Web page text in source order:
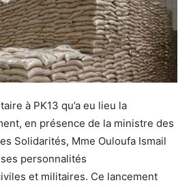
à PK13 qu’a eu lieu la
en présence de la ministre des
Solidarités, Mme Ouloufa Ismail
personnalités
et militaires. Ce lancement